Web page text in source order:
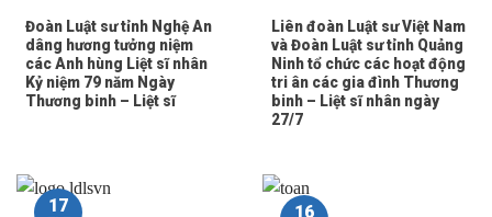
Đoàn Luật sư tỉnh Nghệ An
dâng hương tưởng niệm
các Anh hùng Liệt sĩ nhân
Kỷ niệm 79 năm Ngày
Thương binh – Liệt sĩ
Liên đoàn Luật sư Việt Nam
và Đoàn Luật sư tỉnh Quảng
Ninh tổ chức các hoạt động
tri ân các gia đình Thương
binh – Liệt sĩ nhân ngày
27/7
17 16